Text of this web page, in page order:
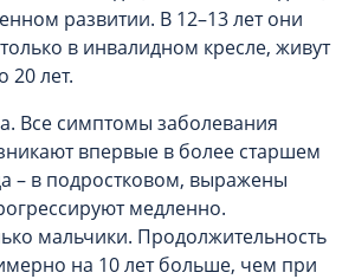
развитии. В 12–13 лет они
в инвалидном кресле, живут
20 лет.
Все симптомы заболевания
впервые в более старшем
– в подростковом, выражены
медленно.
мальчики. Продолжительность
на 10 лет больше, чем при